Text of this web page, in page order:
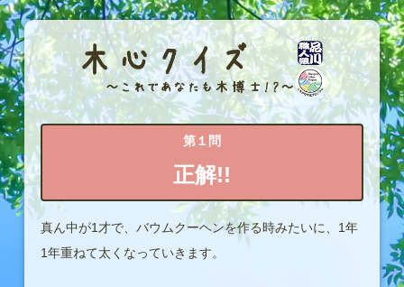
第１問
正解!!
真ん中が1才で、バウムクーヘンを作る時みたいに、1年
1年重ねて太くなっていきます。